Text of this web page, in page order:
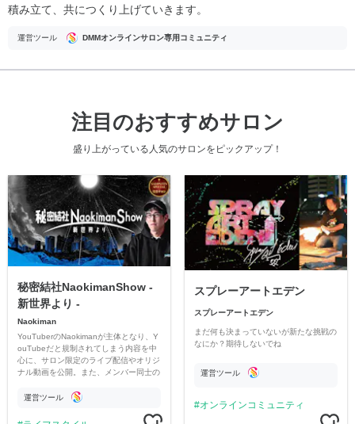
積み立て、共につくり上げていきます。
運営ツール DMMオンラインサロン専用コミュニティ
注目のおすすめサロン
盛り上がっている人気のサロンをピックアップ！
秘密結社NaokimanShow -
新世界より -
Naokiman
YouTuberのNaokimanが主体となり、Y
ouTubeだと規制されてしまう内容を中
心に、サロン限定のライブ配信やオリジ
ナル動画を公開。また、メンバー同士の
ただいています。
運営ツール
スプレーアートエデン
スプレーアートエデン
まだ何も決まっていないが新たな挑戦の
なにか？期待しないでね
運営ツール
オンラインコミュニティ